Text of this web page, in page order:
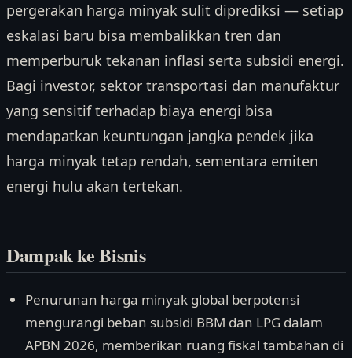
pergerakan harga minyak sulit diprediksi — setiap
eskalasi baru bisa membalikkan tren dan
memperburuk tekanan inflasi serta subsidi energi.
Bagi investor, sektor transportasi dan manufaktur
yang sensitif terhadap biaya energi bisa
mendapatkan keuntungan jangka pendek jika
harga minyak tetap rendah, sementara emiten
energi hulu akan tertekan.
Dampak ke Bisnis
Penurunan harga minyak global berpotensi
mengurangi beban subsidi BBM dan LPG dalam
APBN 2026, memberikan ruang fiskal tambahan di